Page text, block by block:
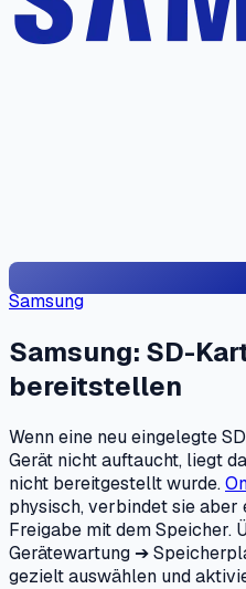
Samsung
Samsung: SD-
bereitstellen
Wenn eine neu eingelegte
Gerät nicht auftaucht, liegt
nicht bereitgestellt wurde.
physisch, verbindet sie
Freigabe mit dem Speicher.
Gerätewartung ➔
gezielt auswählen und